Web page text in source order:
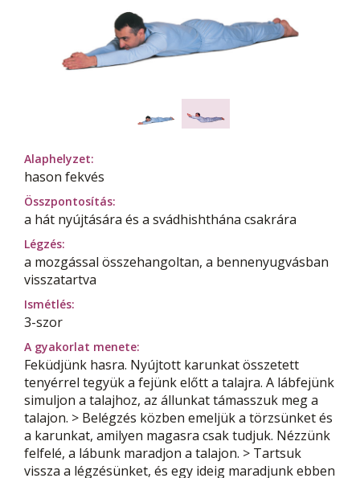
Alaphelyzet:
hason fekvés
Összpontosítás:
a hát nyújtására és a svádhishthána csakrára
Légzés:
a mozgással összehangoltan, a bennenyugvásban
visszatartva
Ismétlés:
3-szor
A gyakorlat menete:
Feküdjünk hasra. Nyújtott karunkat összetett
tenyérrel tegyük a fejünk előtt a talajra. A lábfejünk
simuljon a talajhoz, az állunkat támasszuk meg a
talajon. > Belégzés közben emeljük a törzsünket és
a karunkat, amilyen magasra csak tudjuk. Nézzünk
felfelé, a lábunk maradjon a talajon. > Tartsuk
vissza a légzésünket, és egy ideig maradjunk ebben